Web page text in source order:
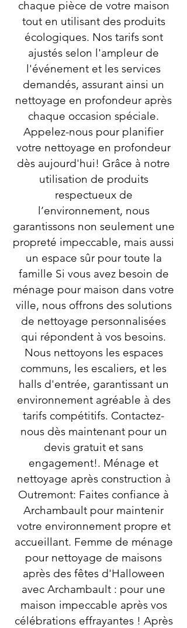
chaque pièce de votre maison
tout en utilisant des produits
écologiques. Nos tarifs sont
ajustés selon l'ampleur de
l'événement et les services
demandés, assurant ainsi un
nettoyage en profondeur après
chaque occasion spéciale.
Appelez-nous pour planifier
votre nettoyage en profondeur
dès aujourd'hui! Grâce à notre
utilisation de produits
respectueux de
l’environnement, nous
garantissons non seulement une
propreté impeccable, mais aussi
un espace sûr pour toute la
famille Si vous avez besoin de
ménage pour maison dans votre
ville, nous offrons des solutions
de nettoyage personnalisées
qui répondent à vos besoins.
Nous nettoyons les espaces
communs, les escaliers, et les
halls d'entrée, garantissant un
environnement agréable à des
tarifs compétitifs. Contactez-
nous dès maintenant pour un
devis gratuit et sans
engagement!. Ménage et
nettoyage après construction à
Outremont: Faites confiance à
Archambault pour maintenir
votre environnement propre et
accueillant. Femme de ménage
pour nettoyage de maisons
après des fêtes d'Halloween
avec Archambault : pour une
maison impeccable après vos
célébrations effrayantes ! Après